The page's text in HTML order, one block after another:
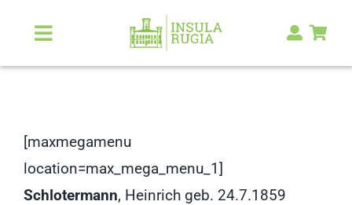
Inhalt
springen
Toggle
Navigation
[maxmegamenu
location=max_mega_menu_1]
Schlotermann, Heinrich geb. 24.7.1859